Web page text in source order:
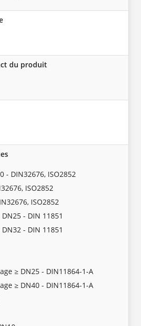
du produit
- DIN32676, ISO2852
ISO2852
ISO2852
- DIN 11851
- DIN 11851
≥ DN25 - DIN11864-1-A
≥ DN40 - DIN11864-1-A